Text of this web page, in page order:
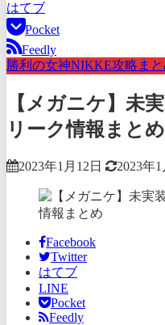
はてブ
Pocket
Feedly
勝利の女神NIKKE攻略まと
【メガニケ】未
リーク情報まとめ
2023年1月12日 2023年1
Facebook
Twitter
はてブ
LINE
Pocket
Feedly